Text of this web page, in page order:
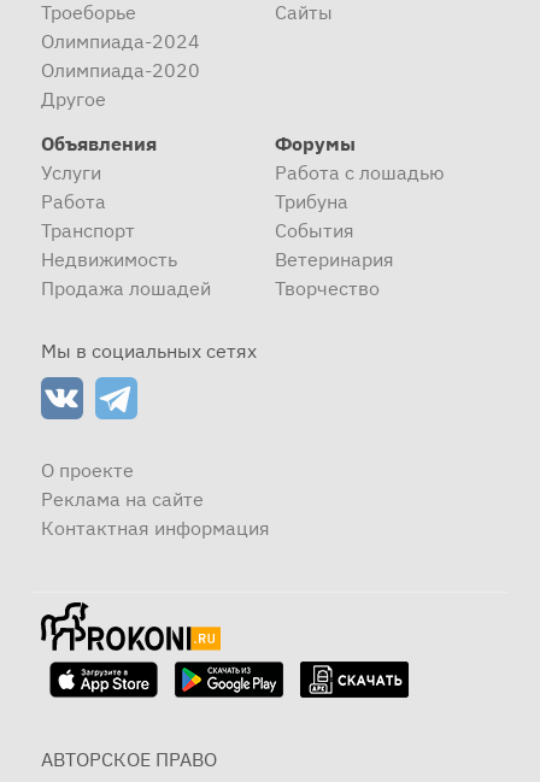
Троеборье
Олимпиада-2024
Олимпиада-2020
Другое
Сайты
Объявления
Услуги
Работа
Транспорт
Недвижимость
Продажа лошадей
Форумы
Работа с лошадью
Трибуна
События
Ветеринария
Творчество
Мы в социальных сетях
О проекте
Реклама на сайте
Контактная информация
АВТОРСКОЕ ПРАВО